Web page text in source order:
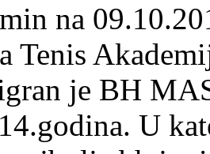
na
Tenis
je BH
U